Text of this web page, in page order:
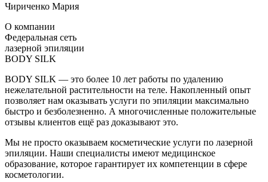
Чириченко Мария
О компании
Федеральная сеть
лазерной эпиляции
BODY SILK
BODY SILK — это более 10 лет работы по удалению
нежелательной растительности на теле. Накопленный опыт
позволяет нам оказывать услуги по эпиляции максимально
быстро и безболезненно. А многочисленные положительные
отзывы клиентов ещё раз доказывают это.
Мы не просто оказываем косметические услуги по лазерной
эпиляции. Наши специалисты имеют медицинское
образование, которое гарантирует их компетенции в сфере
косметологии.